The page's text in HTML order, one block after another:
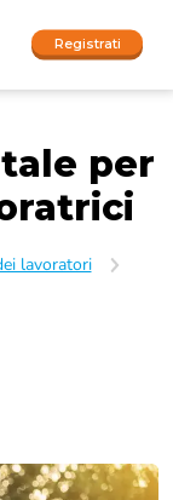
Registrati
per
lavoratori